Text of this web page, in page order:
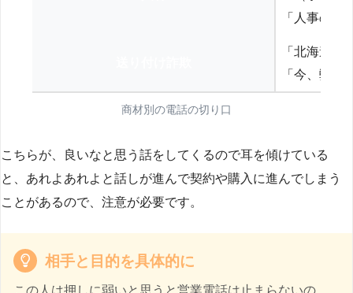
「人事の方
「北海道
「今、弊
商材別の電話の切り口
こちらが、良いなと思う話をしてくるので耳を傾けている
と、あれよあれよと話しが進んで契約や購入に進んでしまう
ことがあるので、注意が必要です。
相手と目的を具体的に
この人は押しに弱いと思うと営業電話は止まらないの